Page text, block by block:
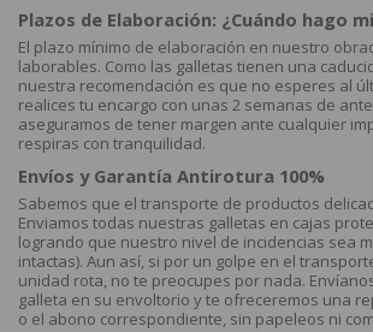
Plazos de Elaboración: ¿Cuándo hago
El plazo mínimo de elaboración en nuestro
laborables. Como las galletas tienen una
nuestra recomendación es que no esperes al
realices tu encargo con unas 2 semanas de
aseguramos de tener margen ante cualquier
respiras con tranquilidad.
Envíos y Garantía Antirotura 100%
Sabemos que el transporte de productos
Enviamos todas nuestras galletas en cajas
logrando que nuestro nivel de incidencias sea
intactas). Aun así, si por un golpe en el
unidad rota, no te preocupes por nada.
galleta en su envoltorio y te ofreceremos una
o el abono correspondiente, sin papeleos ni